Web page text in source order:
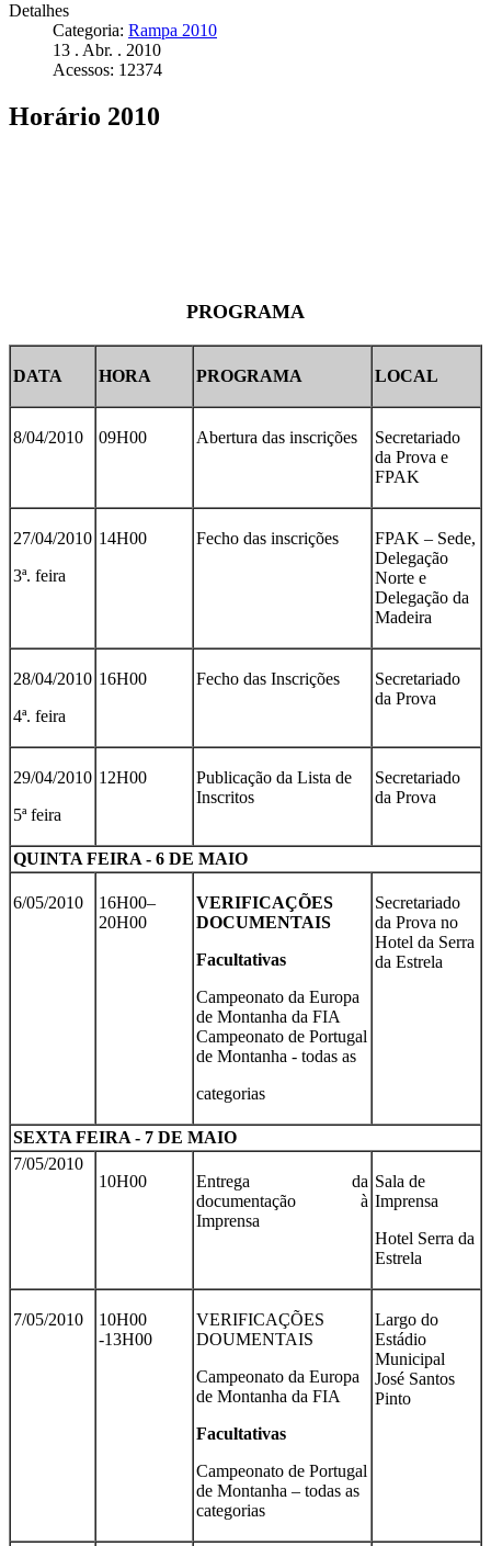
Detalhes
Categoria: Rampa 2010
13 . Abr. . 2010
Acessos: 12374
Horário 2010
PROGRAMA
DATA HORA PROGRAMA LOCAL
8/04/2010 09H00 Abertura das inscrições
Secretariado
da Prova e
FPAK
27/04/2010
3ª. feira
14H00 Fecho das inscrições
FPAK – Sede,
Delegação
Norte e
Delegação da
Madeira
28/04/2010
4ª. feira
16H00 Fecho das Inscrições
Secretariado
da Prova
29/04/2010
5ª feira
12H00
Publicação da Lista de
Inscritos
Secretariado
da Prova
QUINTA FEIRA - 6 DE MAIO
6/05/2010
16H00–
20H00
VERIFICAÇÕES
DOCUMENTAIS
Facultativas
Campeonato da Europa
de Montanha da FIA
Campeonato de Portugal
de Montanha - todas as
categorias
Secretariado
da Prova no
Hotel da Serra
da Estrela
SEXTA FEIRA - 7 DE MAIO
7/05/2010
10H00
Entrega da
documentação à
Imprensa
Sala de
Imprensa
Hotel Serra da
Estrela
7/05/2010
10H00
-13H00
VERIFICAÇÕES
DOUMENTAIS
Campeonato da Europa
de Montanha da FIA
Facultativas
Campeonato de Portugal
de Montanha – todas as
categorias
Largo do
Estádio
Municipal
José Santos
Pinto